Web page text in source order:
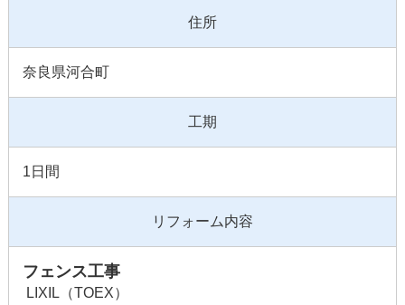
住所
奈良県河合町
工期
1日間
リフォーム内容
フェンス工事
LIXIL（TOEX）